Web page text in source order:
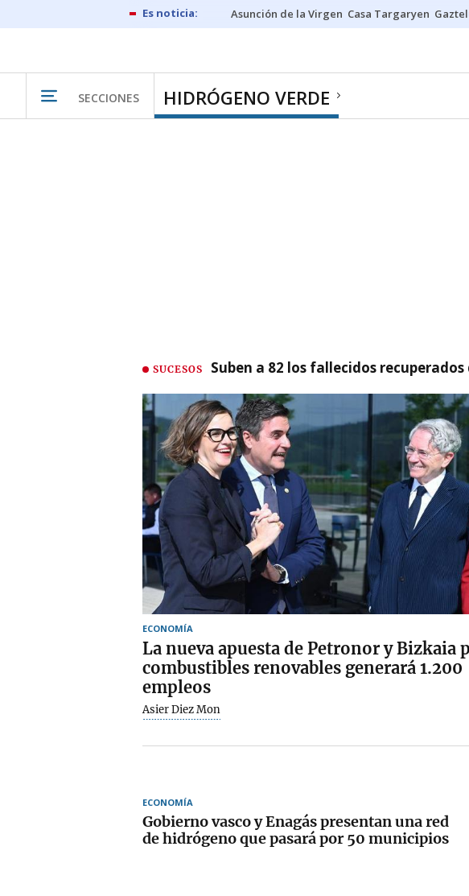
Asunción de la Virgen Casa Targaryen
SECCIONES HIDRÓGENO VERDE
SUCESOS Suben a 82 los fallecidos
ECONOMÍA
La nueva apuesta de Petronor y Bizkaia
combustibles renovables generará 1.200
empleos
Asier Diez Mon
ECONOMÍA
Gobierno vasco y Enagás presentan una red
de hidrógeno que pasará por 50 municipios